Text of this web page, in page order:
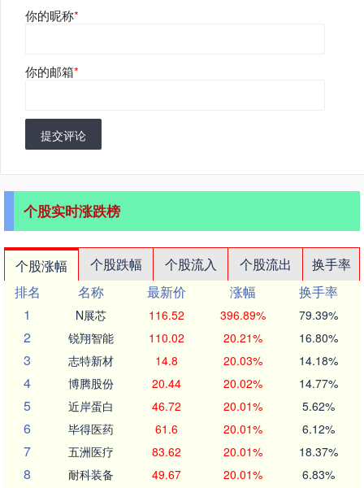
你的昵称*
你的邮箱*
提交评论
个股实时涨跌榜
个股涨幅 个股跌幅 个股流入 个股流出
换手率
排名
名称 最新价 涨幅
换手率
1
N展芯 116.52 396.89% 79.39%
2 锐翔智能 110.02 20.21% 16.80%
3 志特新材 14.8 20.03% 14.18%
4 博腾股份 20.44 20.02% 14.77%
5 近岸蛋白 46.72 20.01% 5.62%
6 毕得医药 61.6 20.01% 6.12%
7 五洲医疗 83.62 20.01% 18.37%
8 耐科装备 49.67 20.01% 6.83%